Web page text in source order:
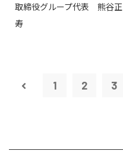
取締役グループ代表 熊谷正
寿
1 2 3